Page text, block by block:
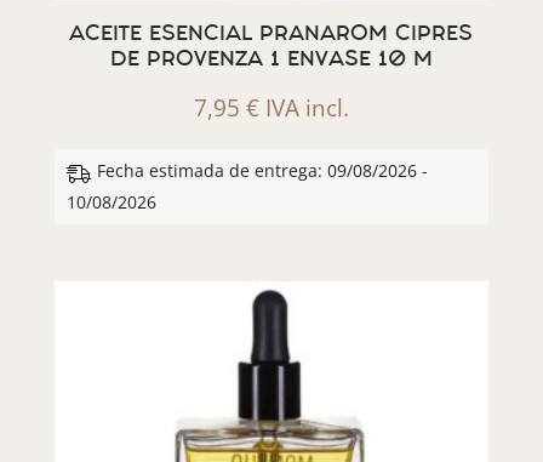
ACEITE ESENCIAL PRANAROM CIPRES
DE PROVENZA 1 ENVASE 10 M
7,95 € IVA incl.
Fecha estimada de entrega: 09/08/2026 -
10/08/2026